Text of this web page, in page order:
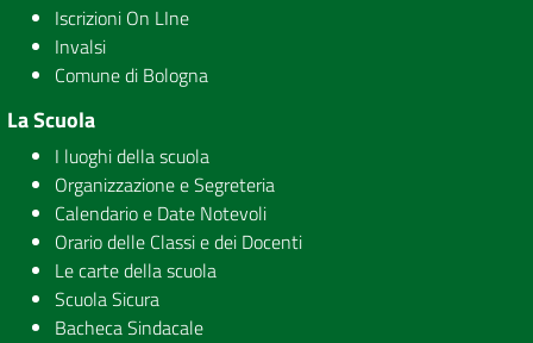
Iscrizioni On LIne
Invalsi
Comune di Bologna
La Scuola
I luoghi della scuola
Organizzazione e Segreteria
Calendario e Date Notevoli
Orario delle Classi e dei Docenti
Le carte della scuola
Scuola Sicura
Bacheca Sindacale